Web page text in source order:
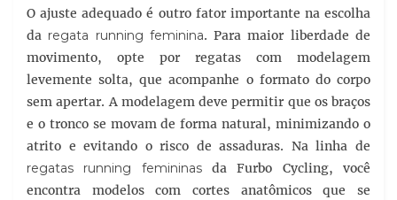
O ajuste adequado é outro fator importante na escolha
da regata running feminina. Para maior liberdade de
movimento, opte por regatas com modelagem
levemente solta, que acompanhe o formato do corpo
sem apertar. A modelagem deve permitir que os braços
e o tronco se movam de forma natural, minimizando o
atrito e evitando o risco de assaduras. Na linha de
regatas running femininasda Furbo Cycling, você
encontra modelos com cortes anatômicos que se